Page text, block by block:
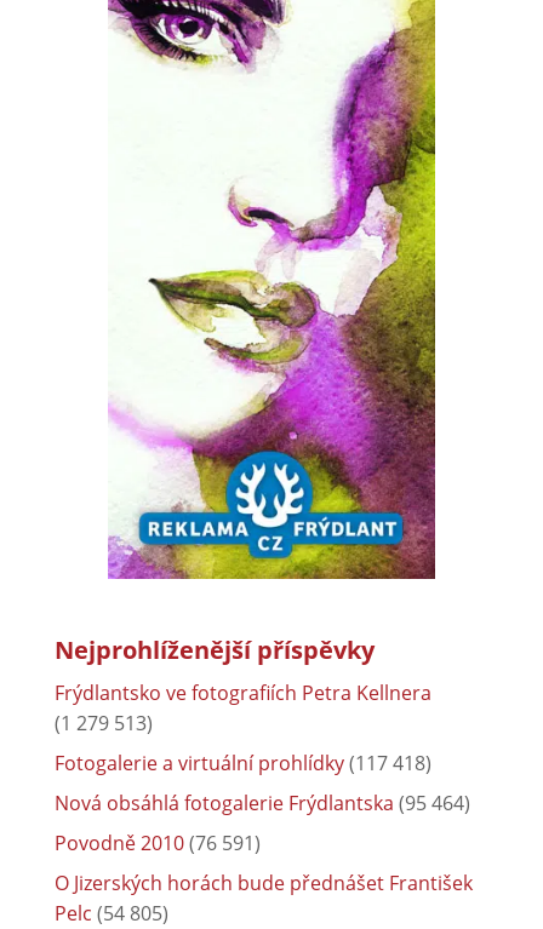
Nejprohlíženější příspěvky
Frýdlantsko ve fotografiích Petra Kellnera
(1 279 513)
Fotogalerie a virtuální prohlídky(117 418)
Nová obsáhlá fotogalerie Frýdlantska (95 464)
Povodně 2010(76 591)
O Jizerských horách bude přednášet František
Pelc (54 805)